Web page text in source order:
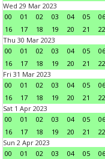
Wed 29 Mar 2023
00
01 02 03 04 05 06
16
17 18 19 20 21 22
Thu 30 Mar 2023
00
01 02 03 04 05 06
16
17 18 19 20 21 22
Fri 31 Mar 2023
00
01 02 03 04 05 06
16
17 18 19 20 21 22
Sat 1 Apr 2023
00
01 02 03 04 05 06
16
17 18 19 20 21 22
Sun 2 Apr 2023
00
01 02 03 04 05 06